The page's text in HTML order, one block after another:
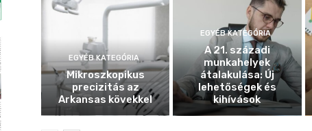
EGYÉB KATEGÓRIA
Mikroszkopikus
precizitás az
Arkansas kövekkel
EGYÉB KATEGÓRIA
A 21. századi
munkahelyek
átalakulása: Új
lehetőségek és
kihívások